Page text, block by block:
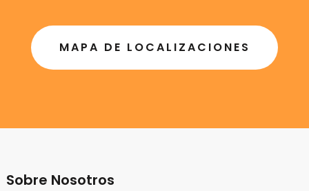
MAPA DE LOCALIZACIONES
Sobre Nosotros